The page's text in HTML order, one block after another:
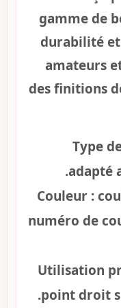
gamme de
durabilité et
amateurs
des finitions
Type
adapté
Couleur :
numéro de
Utilisation
point droit